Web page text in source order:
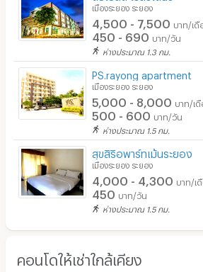
เมืองระยอง ระยอง
4,500 - 7,500 บาท/เดื
450 - 690 บาท/วัน
ห่างประมาณ 1.3 กม.
PS.rayong apartment
เมืองระยอง ระยอง
5,000 - 8,000 บาท/เดื
500 - 600 บาท/วัน
ห่างประมาณ 1.5 กม.
สุขสิริอพาร์ทเม้นระยอง
เมืองระยอง ระยอง
4,000 - 4,300 บาท/เ
450 บาท/วัน
ห่างประมาณ 1.5 กม.
คอนโดให้เช่าใกล้เคียง